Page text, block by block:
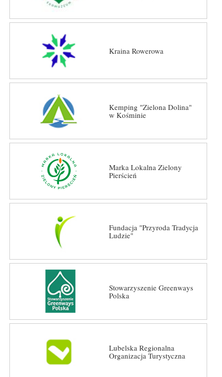
Kraina Rowerowa
Kemping "Zielona Dolina"
w Kośminie
Marka Lokalna Zielony
Pierścień
Fundacja "Przyroda Tradycja
Ludzie"
Stowarzyszenie Greenways
Polska
Lubelska Regionalna
Organizacja Turystyczna